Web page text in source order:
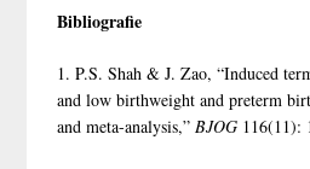
Bibliografie
1. P.S. Shah & J. Zao, “Induced
and low birthweight and preterm
and meta-analysis,”BJOG 116(11):